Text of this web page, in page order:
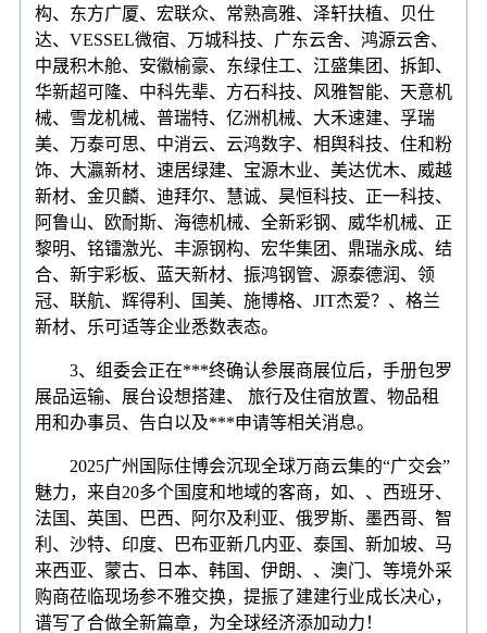
构、东方广厦、宏联众、常熟高雅、泽轩扶植、贝仕
达、VESSEL微宿、万城科技、广东云舍、鸿源云舍、
中晟积木舱、安徽榆豪、东绿住工、江盛集团、拆卸、
华新超可隆、中科先辈、方石科技、风雅智能、天意机
械、雪龙机械、普瑞特、亿洲机械、大禾速建、孚瑞
美、万泰可思、中消云、云鸿数字、相舆科技、住和粉
饰、大瀛新材、速居绿建、宝源木业、美达优木、威越
新材、金贝麟、迪拜尔、慧诚、昊恒科技、正一科技、
阿鲁山、欧耐斯、海德机械、全新彩钢、威华机械、正
黎明、铭镭激光、丰源钢构、宏华集团、鼎瑞永成、结
合、新宇彩板、蓝天新材、振鸿钢管、源泰德润、领
冠、联航、辉得利、国美、施博格、JIT杰爱？、格兰
新材、乐可适等企业悉数表态。
3、组委会正在***终确认参展商展位后，手册包罗
展品运输、展台设想搭建、 旅行及住宿放置、物品租
用和办事员、告白以及***申请等相关消息。
2025广州国际住博会沉现全球万商云集的“广交会”
魅力，来自20多个国度和地域的客商，如、、西班牙、
法国、英国、巴西、阿尔及利亚、俄罗斯、墨西哥、智
利、沙特、印度、巴布亚新几内亚、泰国、新加坡、马
来西亚、蒙古、日本、韩国、伊朗、、澳门、等境外采
购商莅临现场参不雅交换，提振了建建行业成长决心，
谱写了合做全新篇章，为全球经济添加动力！